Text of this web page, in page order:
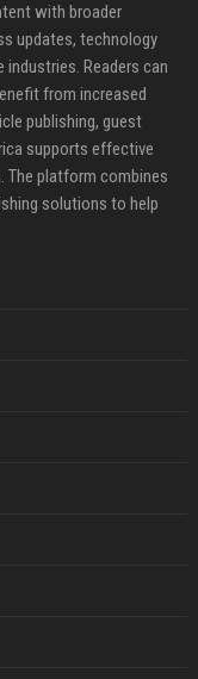
with broader
updates, technology
Readers can
from increased
publishing, guest
supports effective
The platform combines
solutions to help